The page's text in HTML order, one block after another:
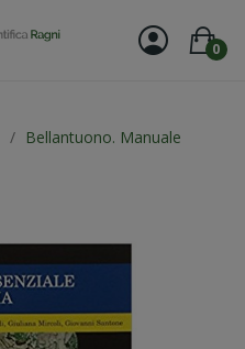
0
Bellantuono. Manuale